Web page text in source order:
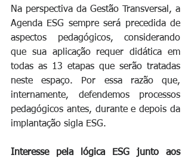
Na perspectiva da Gestão Transversal, a
Agenda ESG sempre será precedida de
aspectos pedagógicos, considerando
que sua aplicação requer didática em
todas as 13 etapas que serão tratadas
neste espaço. Por essa razão que,
internamente, defendemos processos
pedagógicos antes, durante e depois da
implantação sigla ESG.
Interesse pela lógica ESG junto aos